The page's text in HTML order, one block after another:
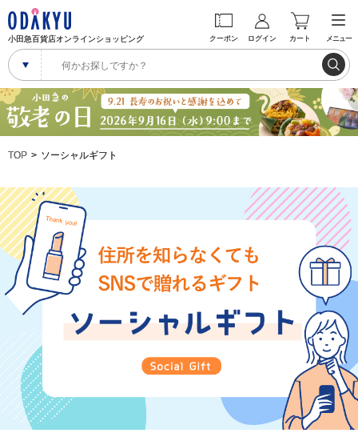
小田急百貨店オンラインショッピング クーポン ログイン カート メニュー
TOP ソーシャルギフト